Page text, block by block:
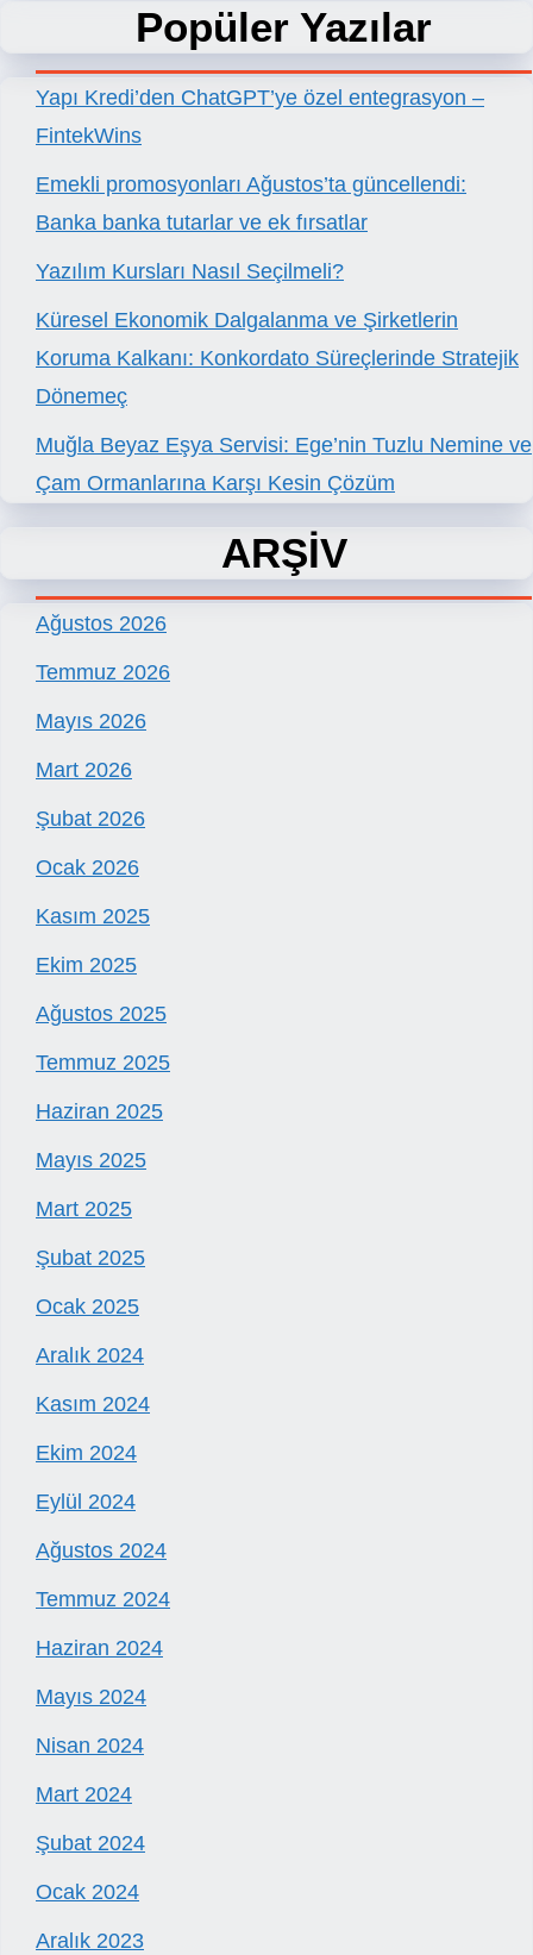
Popüler Yazılar
Yapı Kredi’den ChatGPT’ye özel entegrasyon –
FintekWins
Emekli promosyonları Ağustos’ta güncellendi:
Banka banka tutarlar ve ek fırsatlar
Yazılım Kursları Nasıl Seçilmeli?
Küresel Ekonomik Dalgalanma ve Şirketlerin
Koruma Kalkanı: Konkordato Süreçlerinde Stratejik
Dönemeç
Muğla Beyaz Eşya Servisi: Ege’nin Tuzlu Nemine ve
Çam Ormanlarına Karşı Kesin Çözüm
ARŞİV
Ağustos 2026
Temmuz 2026
Mayıs 2026
Mart 2026
Şubat 2026
Ocak 2026
Kasım 2025
Ekim 2025
Ağustos 2025
Temmuz 2025
Haziran 2025
Mayıs 2025
Mart 2025
Şubat 2025
Ocak 2025
Aralık 2024
Kasım 2024
Ekim 2024
Eylül 2024
Ağustos 2024
Temmuz 2024
Haziran 2024
Mayıs 2024
Nisan 2024
Mart 2024
Şubat 2024
Ocak 2024
Aralık 2023